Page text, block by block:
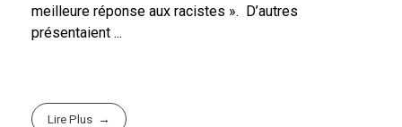
meilleure réponse aux racistes ». D’autres
présentaient ...
Lire Plus